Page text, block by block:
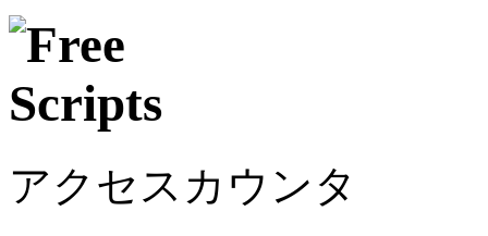
アクセスカウンタ